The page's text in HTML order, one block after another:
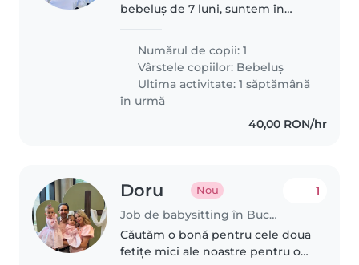
bebeluș de 7 luni, suntem în
Numărul de copii: 1
Vârstele copiilor: Bebeluș
Ultima activitate: 1 săptămână
în urmă
40,00 RON/hr
Doru Nou
Job de babysitting în București
1
Căutăm o bonă pentru cele doua
fetițe mici ale noastre pentru o